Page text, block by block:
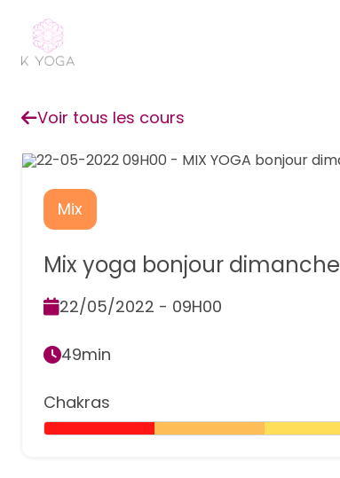
Voir tous les cours
Mix
Chakras
Mix yoga bonjour dimanche
22/05/2022 - 09H00
49min